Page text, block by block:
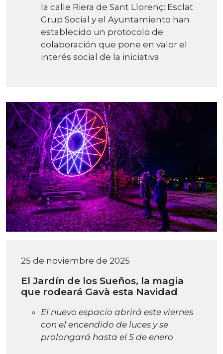
la calle Riera de Sant Llorenç: Esclat
Grup Social y el Ayuntamiento han
establecido un protocolo de
colaboración que pone en valor el
interés social de la iniciativa
25 de noviembre de 2025
El Jardín de los Sueños, la magia
que rodeará Gavà esta Navidad
El nuevo espacio abrirá este viernes
con el encendido de luces y se
prolongará hasta el 5 de enero